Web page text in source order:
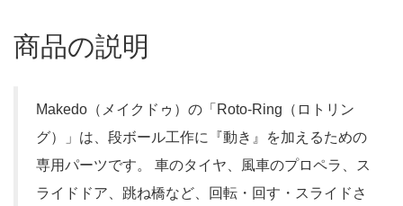
商品の説明
Makedo（メイクドゥ）の「Roto-Ring（ロトリン
グ）」は、段ボール工作に『動き』を加えるための
専用パーツです。 車のタイヤ、風車のプロペラ、ス
ライドドア、跳ね橋など、回転・回す・スライドさ